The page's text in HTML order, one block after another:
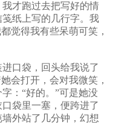
才跑过去把写好的情
纸上写的几行字。我
觉得我有些呆萌可笑，
口袋，回头给我说了
会打开，会对我微笑，
：“好的。”可是她没
袋里一塞，便跨进了
外站了几分钟，幻想